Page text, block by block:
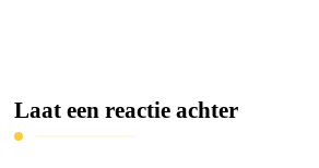
Laat een reactie achter